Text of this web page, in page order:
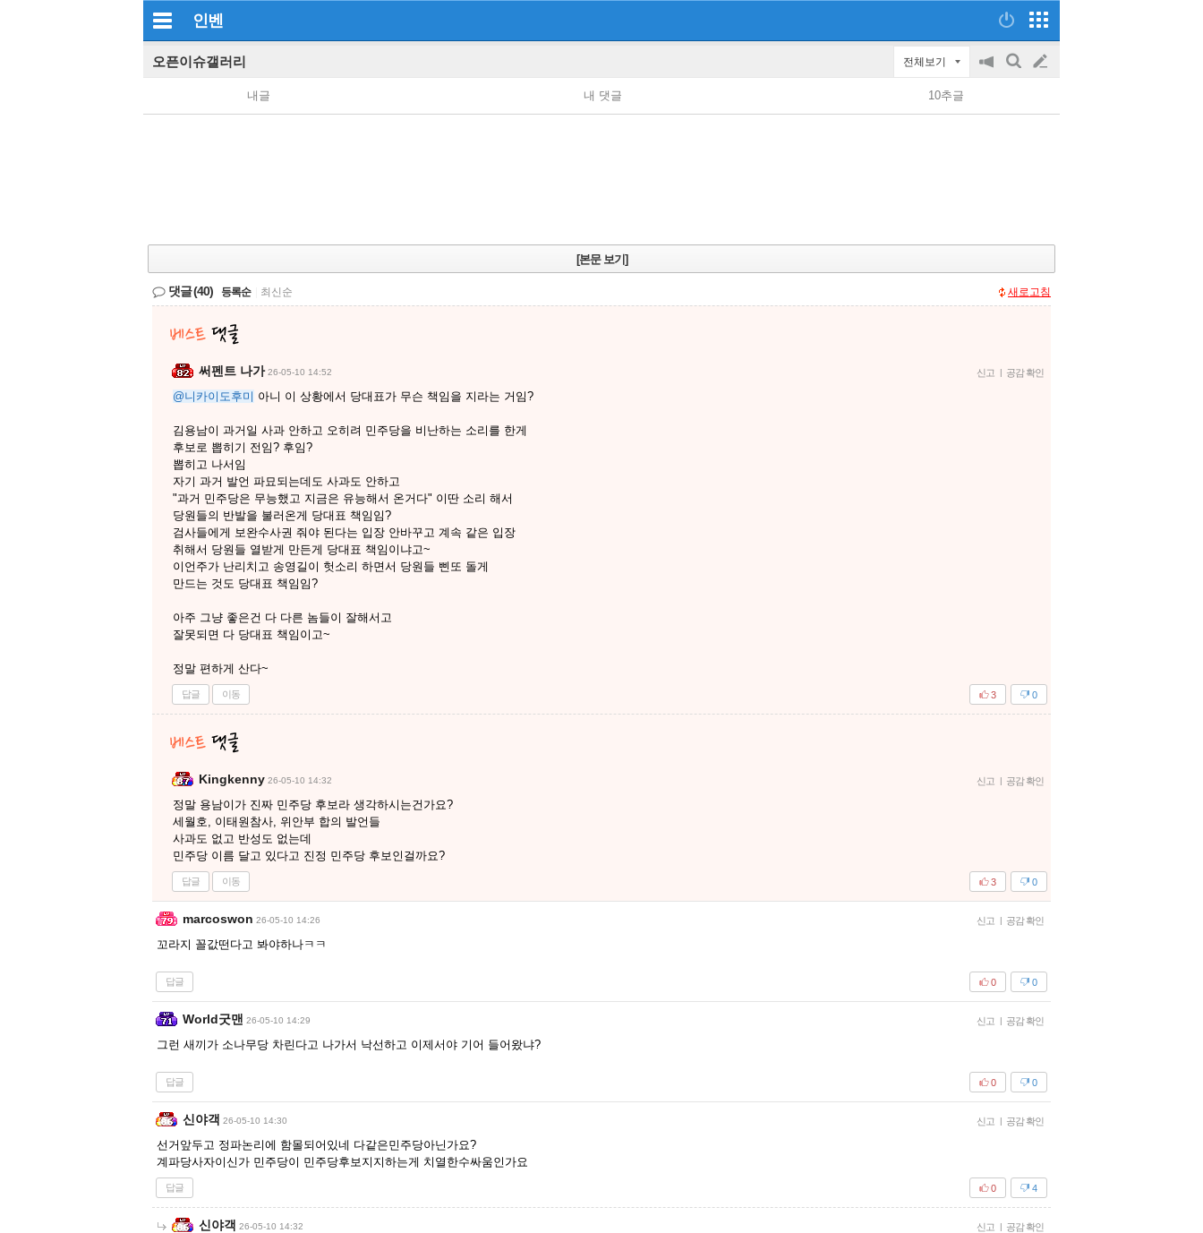
인벤
오픈이슈갤러리 전체보기
공
on/off
검
글
쓰
내글 내 댓글 10추글
[본문 보기]
댓글(40) 등록순 최신순 새로고침
써펜트 나가 26-05-10 14:52 신고 | 공감 확인
@니카이도후미 아니 이 상황에서 당대표가 무슨 책임을 지라는 거임?
김용남이 과거일 사과 안하고 오히려 민주당을 비난하는 소리를 한게
후보로 뽑히기 전임? 후임?
뽑히고 나서임
자기 과거 발언 파묘되는데도 사과도 안하고
"과거 민주당은 무능했고 지금은 유능해서 온거다" 이딴 소리 해서
당원들의 반발을 불러온게 당대표 책임임?
검사들에게 보완수사권 줘야 된다는 입장 안바꾸고 계속 같은 입장
취해서 당원들 열받게 만든게 당대표 책임이냐고~
이언주가 난리치고 송영길이 헛소리 하면서 당원들 삔또 돌게
만드는 것도 당대표 책임임?
아주 그냥 좋은건 다 다른 놈들이 잘해서고
잘못되면 다 당대표 책임이고~
정말 편하게 산다~
답글 이동 0
3
Kingkenny 26-05-10 14:32 신고 | 공감 확인
정말 용남이가 진짜 민주당 후보라 생각하시는건가요?
세월호, 이태원참사, 위안부 합의 발언들
사과도 없고 반성도 없는데
민주당 이름 달고 있다고 진정 민주당 후보인걸까요?
답글 이동 0
3
marcoswon 26-05-10 14:26 신고 | 공감 확인
꼬라지 꼴값떤다고 봐야하나ㅋㅋ
답글 0
0
World굿맨 26-05-10 14:29 신고 | 공감 확인
그런 새끼가 소나무당 차린다고 나가서 낙선하고 이제서야 기어 들어왔냐?
답글 0
0
신야객 26-05-10 14:30 신고 | 공감 확인
선거앞두고 정파논리에 함몰되어있네 다같은민주당아닌가요?
계파당사자이신가 민주당이 민주당후보지지하는게 치열한수싸움인가요
답글 4
0
신야객 26-05-10 14:32 신고 | 공감 확인